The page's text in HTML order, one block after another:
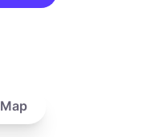
Map